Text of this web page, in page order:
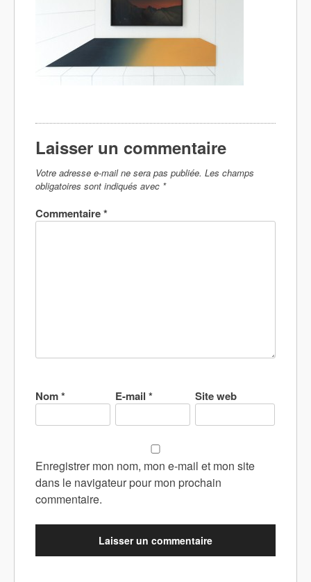
Laisser un commentaire
Votre adresse e-mail ne sera pas publiée. Les champs
obligatoires sont indiqués avec *
Commentaire*
Nom* E-mail* Site web
Enregistrer mon nom, mon e-mail et mon site
dans le navigateur pour mon prochain
commentaire.